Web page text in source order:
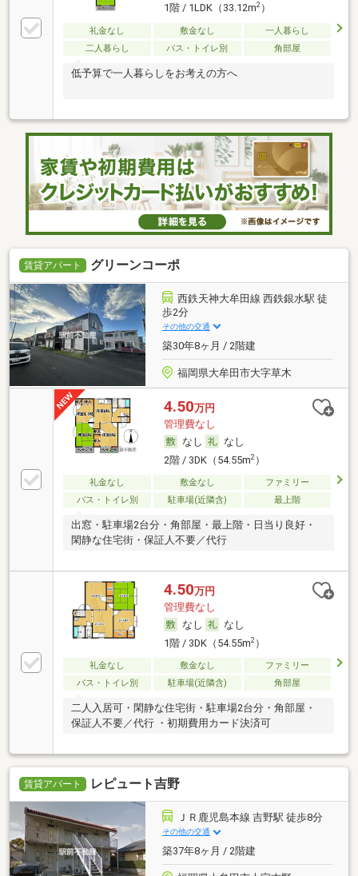
1階 / 1LDK（33.12m2）
礼金なし 敷金なし
一人暮らし
二人暮らし
バス・トイレ別 角部屋
低予算で一人暮らしをお考えの方へ
賃貸アパート グリーンコーポ
西鉄天神大牟田線 西鉄銀水駅 徒
歩2分
その他の交通
築30年8ヶ月 / 2階建
福岡県大牟田市大字草木
4.50万円
管理費なし
なし
なし
2階 / 3DK（54.55m2）
礼金なし 敷金なし
ファミリー
バス・トイレ別
駐車場(近隣含) 最上階
出窓・駐車場2台分・角部屋・最上階・日当り良好・
閑静な住宅街・保証人不要／代行
4.50万円
管理費なし
なし
なし
1階 / 3DK（54.55m2）
礼金なし 敷金なし
ファミリー
バス・トイレ別
駐車場(近隣含) 角部屋
二人入居可・閑静な住宅街・駐車場2台分・角部屋・
保証人不要／代行 ・初期費用カード決済可
賃貸アパート レピュート吉野
ＪＲ鹿児島本線 吉野駅 徒歩8分
その他の交通
築37年8ヶ月 / 2階建